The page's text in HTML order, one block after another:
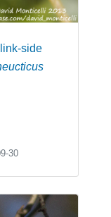
side
30